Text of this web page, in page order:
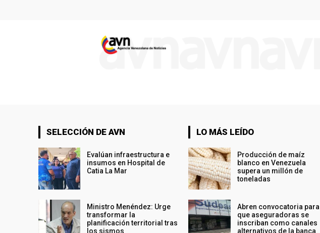
SELECCIÓN DE AVN
Evalúan infraestructura e
insumos en Hospital de
Catia La Mar
Ministro Menéndez: Urge
transformar la
planificación territorial tras
los sismos
LO MÁS LEÍDO
Producción de maíz
blanco en Venezuela
supera un millón de
toneladas
Abren convocatoria para
que aseguradoras se
inscriban como canales
alternativos de la banca